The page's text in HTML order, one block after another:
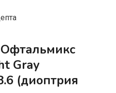
Gray
(диоптрия